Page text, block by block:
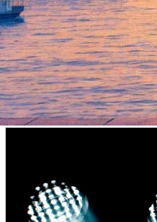
Созданный с помощью самых
визуальных технологических
парижском «Берси» в 2012
режиссёр Йонас Окерлунд.
снимались тридцатью
неожиданных местах – от
Никаких закулисных съемок
только бескомпромиссные
музыка.